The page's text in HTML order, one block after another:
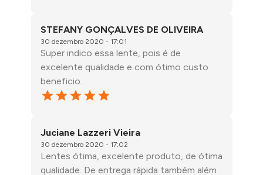
STEFANY GONÇALVES DE OLIVEIRA
30 dezembro 2020 - 17:01
Super indico essa lente, pois é de
excelente qualidade e com ótimo custo
beneficio.
Juciane Lazzeri Vieira
30 dezembro 2020 - 17:02
Lentes ótima, excelente produto, de ótima
qualidade. De entrega rápida também além